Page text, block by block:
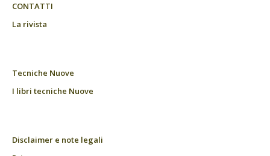
CONTATTI
La rivista
Tecniche Nuove
I libri tecniche Nuove
Disclaimer e note legali